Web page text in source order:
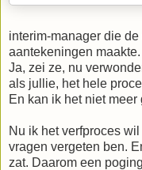
interim-manager die
aantekeningen maakte.
Ja, zei ze, nu
als jullie, het hele
En kan ik het niet
Nu ik het verfproces
vragen vergeten ben.
zat. Daarom een